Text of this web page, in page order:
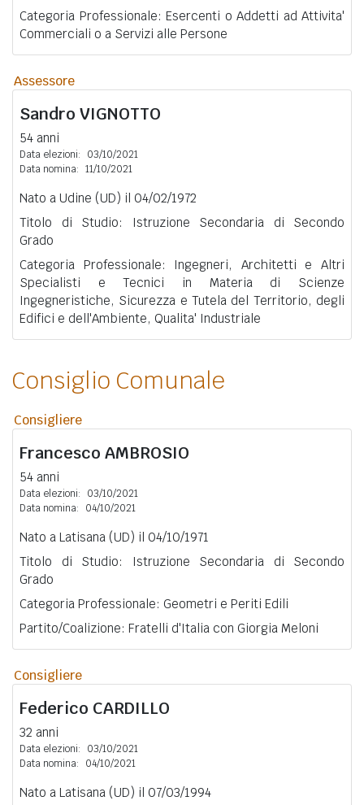
Categoria Professionale: Esercenti o Addetti ad Attivita'
Commerciali o a Servizi alle Persone
Assessore
Sandro VIGNOTTO
54 anni
Data elezioni:
03/10/2021
Data nomina: 11/10/2021
Nato a Udine (UD) il 04/02/1972
Titolo di Studio: Istruzione Secondaria di Secondo
Grado
Categoria Professionale: Ingegneri, Architetti e Altri
Specialisti e Tecnici in Materia di Scienze
Ingegneristiche, Sicurezza e Tutela del Territorio, degli
Edifici e dell'Ambiente, Qualita' Industriale
Consiglio Comunale
Consigliere
Francesco AMBROSIO
54 anni
Data elezioni:
03/10/2021
Data nomina:
04/10/2021
Nato a Latisana (UD) il 04/10/1971
Titolo di Studio: Istruzione Secondaria di Secondo
Grado
Categoria Professionale: Geometri e Periti Edili
Partito/Coalizione: Fratelli d'Italia con Giorgia Meloni
Consigliere
Federico CARDILLO
32 anni
Data elezioni:
03/10/2021
Data nomina:
04/10/2021
Nato a Latisana (UD) il 07/03/1994